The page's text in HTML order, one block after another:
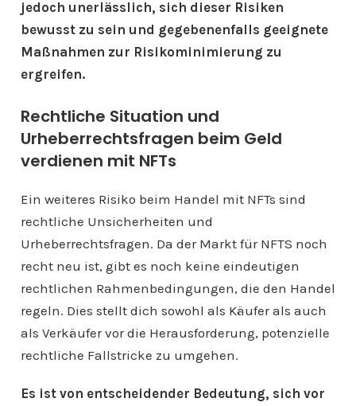
jedoch unerlässlich, sich dieser Risiken
bewusst zu sein und gegebenenfalls geeignete
Maßnahmen zur Risikominimierung zu
ergreifen.
Rechtliche Situation und
Urheberrechtsfragen beim Geld
verdienen mit NFTs
Ein weiteres Risiko beim Handel mit NFTs sind
rechtliche Unsicherheiten und
Urheberrechtsfragen. Da der Markt für NFTS noch
recht neu ist, gibt es noch keine eindeutigen
rechtlichen Rahmenbedingungen, die den Handel
regeln. Dies stellt dich sowohl als Käufer als auch
als Verkäufer vor die Herausforderung, potenzielle
rechtliche Fallstricke zu umgehen.
Es ist von entscheidender Bedeutung, sich vor